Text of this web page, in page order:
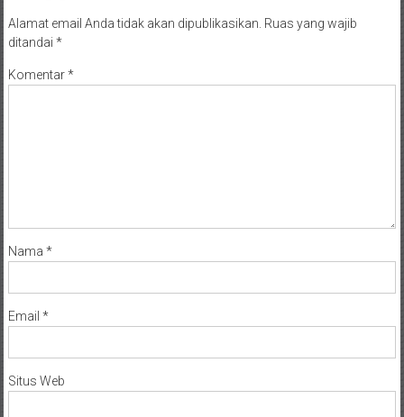
Alamat email Anda tidak akan dipublikasikan. Ruas yang wajib
ditandai *
Komentar*
Nama *
Email *
Situs Web